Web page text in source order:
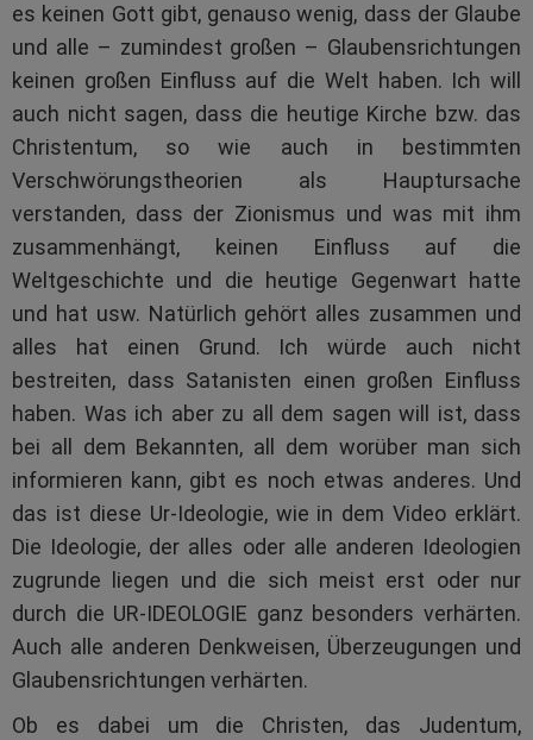
es keinen Gott gibt, genauso wenig, dass der Glaube
und alle – zumindest großen – Glaubensrichtungen
keinen großen Einfluss auf die Welt haben. Ich will
auch nicht sagen, dass die heutige Kirche bzw. das
Christentum, so wie auch in bestimmten
Verschwörungstheorien als Hauptursache
verstanden, dass der Zionismus und was mit ihm
zusammenhängt, keinen Einfluss auf die
Weltgeschichte und die heutige Gegenwart hatte
und hat usw. Natürlich gehört alles zusammen und
alles hat einen Grund. Ich würde auch nicht
bestreiten, dass Satanisten einen großen Einfluss
haben. Was ich aber zu all dem sagen will ist, dass
bei all dem Bekannten, all dem worüber man sich
informieren kann, gibt es noch etwas anderes. Und
das ist diese Ur-Ideologie, wie in dem Video erklärt.
Die Ideologie, der alles oder alle anderen Ideologien
zugrunde liegen und die sich meist erst oder nur
durch die UR-IDEOLOGIE ganz besonders verhärten.
Auch alle anderen Denkweisen, Überzeugungen und
Glaubensrichtungen verhärten.
Ob es dabei um die Christen, das Judentum,